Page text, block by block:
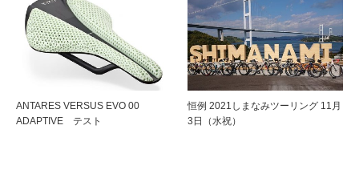
ANTARES VERSUS EVO 00
ADAPTIVE テスト
恒例 2021しまなみツーリング 11月
3日（水祝）